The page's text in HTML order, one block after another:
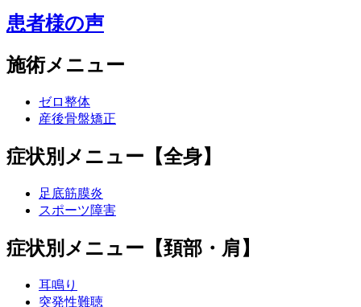
患者様の声
施術メニュー
ゼロ整体
産後骨盤矯正
症状別メニュー【全身】
足底筋膜炎
スポーツ障害
症状別メニュー【頚部・肩】
耳鳴り
突発性難聴